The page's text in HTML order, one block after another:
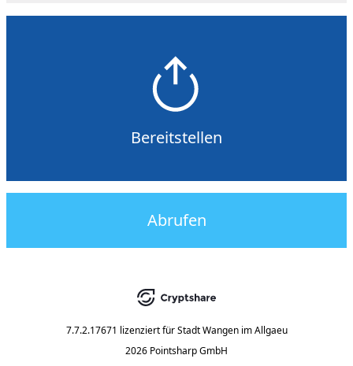
Bereitstellen
Abrufen
7.7.2.17671 lizenziert für Stadt Wangen im Allgaeu
2026 Pointsharp GmbH